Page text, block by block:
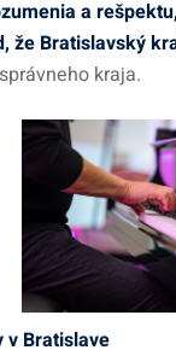
a
že Bratislavský
kraja.
v Bratislave